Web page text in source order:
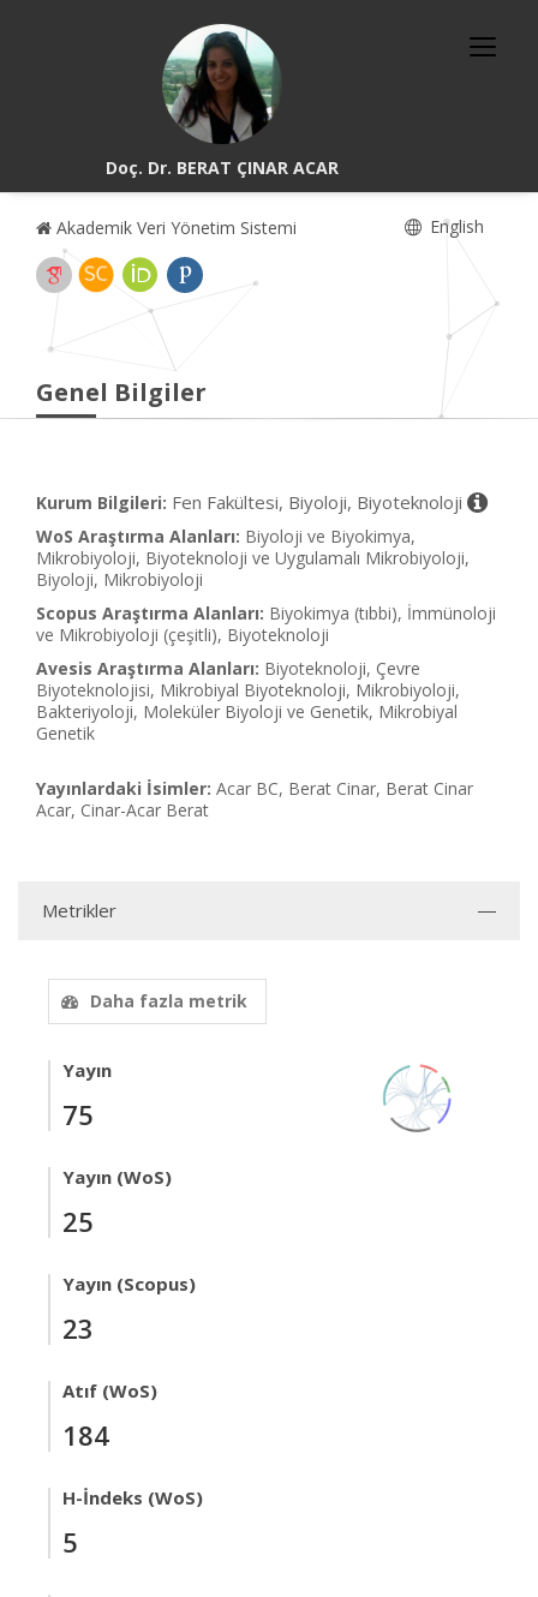
Doç. Dr. BERAT ÇINAR ACAR
Akademik Veri Yönetim Sistemi English
Genel Bilgiler
Kurum Bilgileri: Fen Fakültesi, Biyoloji, Biyoteknoloji
WoS Araştırma Alanları: Biyoloji ve Biyokimya,
Mikrobiyoloji, Biyoteknoloji ve Uygulamalı Mikrobiyoloji,
Biyoloji, Mikrobiyoloji
Scopus Araştırma Alanları: Biyokimya (tıbbi), İmmünoloji
ve Mikrobiyoloji (çeşitli), Biyoteknoloji
Avesis Araştırma Alanları: Biyoteknoloji, Çevre
Biyoteknolojisi, Mikrobiyal Biyoteknoloji, Mikrobiyoloji,
Bakteriyoloji, Moleküler Biyoloji ve Genetik, Mikrobiyal
Genetik
Yayınlardaki İsimler: Acar BC, Berat Cinar, Berat Cinar
Acar, Cinar-Acar Berat
Metrikler
Daha fazla metrik
Yayın
75
Yayın (WoS)
25
Yayın (Scopus)
23
Atıf (WoS)
184
H-İndeks (WoS)
5